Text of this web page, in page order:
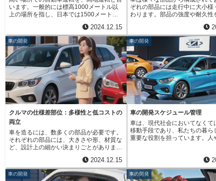
す。このように、様々な分野でこの技術が
活用され、私たちの生活の安全を守ってい
ます。
ウントと呼ばれる部品によって抑えられま
すが、エンジンの回転数が高いほど振動も
大きくなります。また、エンジンから排出
される排気ガスも、独特の音を生み出しま
す。マフラーはこの音を小さくする役割を
果たしますが、それでもある程度の音が外
に漏れてしまいます。さらに、車が速度を
上げて走ると、空気との摩擦によって風切
り音が発生します。車の形状によってこの
音の大きさは変わり、空気抵抗が大きいほ
ど大きな音が出ます。これらの揺れや音を
抑えるために、車は様々な工夫が凝らされ
ています。例えば、車体には防音材や吸音
材が使用され、エンジンルームや床下には
遮音材が敷かれています。また、サスペン
ションの性能を向上させることで、路面か
らの揺れを効果的に吸収することができま
す。快適で安全な車を作るためには、これ
らの揺れや音をいかに小さくするかが重要
な課題であり、技術開発が日々進められて
す。例えば、長時間の運転でも
シートの座り心地や、操作しや
配置なども重要な評価項目です
荷物の積みやすさや車内の静
客様が日常生活で重視する細か
ェックすることで、より良い車
立てています。長期間の試験だ
見できる問題もあります。例え
摩耗や劣化の具合、塗装の剥が
短時間の試験では分かりません
行試験では、これらの経年変化
と観察することで、早期に問題
し、改善につなげることができ
ように、長距離走行試験は、
に、欠かせない試験なのです。
います。一般的には標高1000メートル以
上の場所を指し、日本では1500メートル
平地とは異なる環境での運転となるため、
注意が必要です。具体的にどのような点が
異なるのかというと、まず空気が薄くなり
ます。標高が高くなるにつれて空気中の酸
素が少なくなるため、人は高山病にかかり
やすくなります。これは、自動車にとって
も同じで、エンジンの燃焼に必要な酸素が
不足し、出力が下がります。アクセルペダ
ルを深く踏んでも、思うように加速しない
といった現象が起こりやすくなります。ま
た、ブレーキにも影響が出ます。空気抵抗
が小さくなるため、スピードが出やすくな
る一方、ブレーキの効きが悪くなる場合も
あります。高地では気圧も低くなります。
気圧が低いと、タイヤの空気圧が相対的に
高くなります。そのため、出発前にタイヤ
の空気圧を調整することが大切です。ま
た、低い気温も高地運転の特徴です。夏場
でも朝晩は冷え込むことが多く、路面が凍
結している場合もあります。特に山間部で
は天候が変わりやすく、急な雨や雪に見舞
2024.12.15
ぞれの部品には走行中に大小様
わります。部品の強度や耐久性
応力の変化を理解することは
す。そこで登場するのが、最小
という考え方です。物体に力が
内部には応力が発生します。こ
一定の力を加え続けていても、
は限りません。例えば、車が走
の凹凸を乗り越える際、車体や
動が発生し、それに伴って応力
す。この時、ある一定時間にお
最小値を最小応力、最大値を最
びます。そして、最小応力を最
った値が、最小最大応力比です
応力比は、０から１までの値を
もし、最小応力と最大応力が同
ば、応力は常に一定であり、そ
最大応力比は１となります。こ
想的な状態と言えます。一方
が０に近い値で、最大応力が
値だとすると、最小最大応力比
きます。これは、部品内部の応
車の開発
クルマの仕様差部位：多様性と低コストの
両立
車を造るには、数多くの部品が必要です。
それぞれの部品には、大きさや形、材質な
ど、設計上の細かい決まりごとがありま
同じ部品でも、販売する国や地域によっ
て、この仕様を変える場合があります。こ
の、地域に合わせた変更が必要な部品や場
2024.12.15
車の開発
車の開発スケジュール管理
車は、現代社会においてなくて
移動手段であり、私たちの暮ら
重要な役割を担っています。人
岐にわたります。自動車を製造
は、常に変化する時代の要求に
め、技術革新に余念がありませ
車の開発 車の開発